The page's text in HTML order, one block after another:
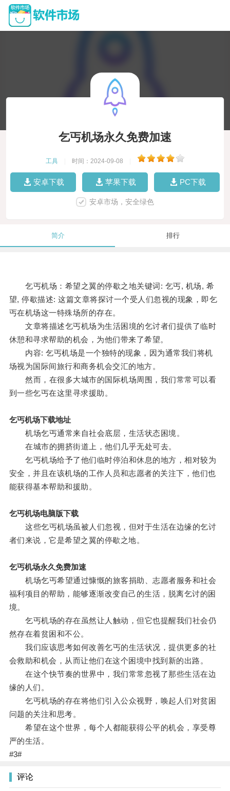
乞丐机场永久免费加速
工具 时间：2024-09-08
安卓下载 苹果下载 PC下载
安卓市场，安全绿色
简介 排行
乞丐机场：希望之翼的停歇之地关键词: 乞丐, 机场, 希
望, 停歇描述: 这篇文章将探讨一个受人们忽视的现象，即乞
丐在机场这一特殊场所的存在。
文章将描述乞丐机场为生活困境的乞讨者们提供了临时
休憩和寻求帮助的机会，为他们带来了希望。
内容: 乞丐机场是一个独特的现象，因为通常我们将机
场视为国际间旅行和商务机会交汇的地方。
然而，在很多大城市的国际机场周围，我们常常可以看
到一些乞丐在这里寻求援助。
乞丐机场下载地址
机场乞丐通常来自社会底层，生活状态困境。
在城市的拥挤街道上，他们几乎无处可去。
乞丐机场给予了他们临时停泊和休息的地方，相对较为
安全，并且在该机场的工作人员和志愿者的关注下，他们也
能获得基本帮助和援助。
乞丐机场电脑版下载
这些乞丐机场虽被人们忽视，但对于生活在边缘的乞讨
者们来说，它是希望之翼的停歇之地。
乞丐机场永久免费加速
机场乞丐希望通过慷慨的旅客捐助、志愿者服务和社会
福利项目的帮助，能够逐渐改变自己的生活，脱离乞讨的困
境。
乞丐机场的存在虽然让人触动，但它也提醒我们社会仍
然存在着贫困和不公。
我们应该思考如何改善乞丐的生活状况，提供更多的社
会救助和机会，从而让他们在这个困境中找到新的出路。
在这个快节奏的世界中，我们常常忽视了那些生活在边
缘的人们。
乞丐机场的存在将他们引入公众视野，唤起人们对贫困
问题的关注和思考。
希望在这个世界，每个人都能获得公平的机会，享受尊
严的生活。
#3#
评论